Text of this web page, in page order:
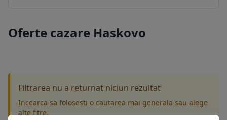
Oferte cazare Haskovo
Filtrarea nu a returnat niciun rezultat
Incearca sa folosesti o cautarea mai generala sau alege
alte fitre.